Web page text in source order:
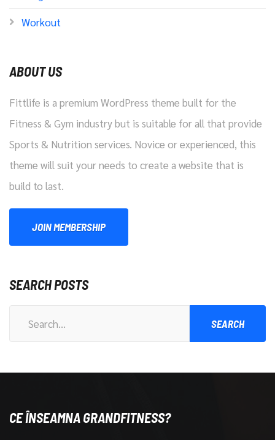
Workout
ABOUT US
Fittlife is a premium WordPress theme built for the
Fitness & Gym industry but is suitable for all that provide
Sports & Nutrition services. Novice or experienced, this
theme will suit your needs to create a website that is
build to last.
JOIN MEMBERSHIP
SEARCH POSTS
CE ÎNSEAMNA GRANDFITNESS?